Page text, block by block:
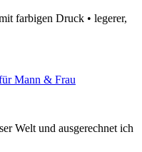
farbigen Druck • legerer,
Welt und ausgerechnet ich